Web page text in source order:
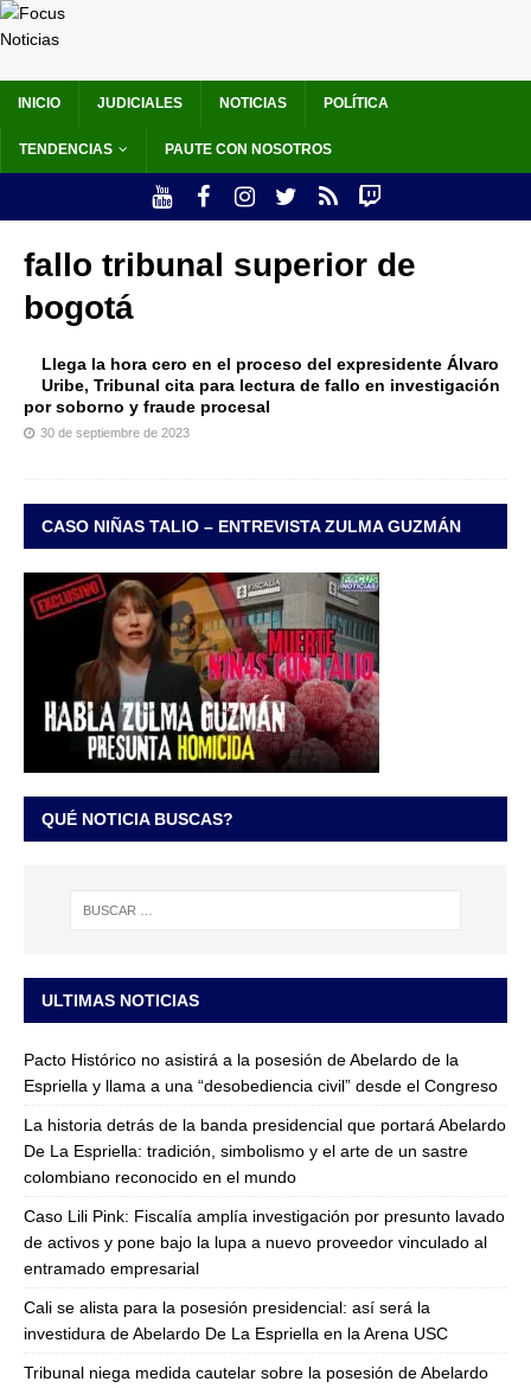
INICIO JUDICIALES NOTICIAS POLÍTICA
TENDENCIAS PAUTE CON NOSOTROS
fallo tribunal superior de
bogotá
Llega la hora cero en el proceso del expresidente Álvaro
Uribe, Tribunal cita para lectura de fallo en investigación
por soborno y fraude procesal
30 de septiembre de 2023
CASO NIÑAS TALIO – ENTREVISTA ZULMA GUZMÁN
QUÉ NOTICIA BUSCAS?
ULTIMAS NOTICIAS
Pacto Histórico no asistirá a la posesión de Abelardo de la
Espriella y llama a una “desobediencia civil” desde el Congreso
La historia detrás de la banda presidencial que portará Abelardo
De La Espriella: tradición, simbolismo y el arte de un sastre
colombiano reconocido en el mundo
Caso Lili Pink: Fiscalía amplía investigación por presunto lavado
de activos y pone bajo la lupa a nuevo proveedor vinculado al
entramado empresarial
Cali se alista para la posesión presidencial: así será la
investidura de Abelardo De La Espriella en la Arena USC
Tribunal niega medida cautelar sobre la posesión de Abelardo